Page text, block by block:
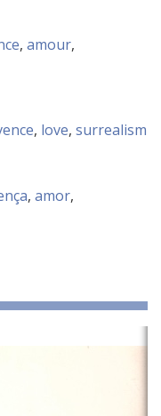
, amour,
, love, surrealism
, amor,